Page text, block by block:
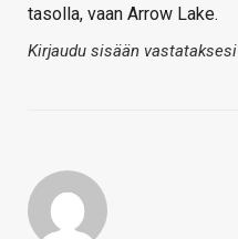
tasolla, vaan Arrow Lake.
Kirjaudu sisään vastataksesi